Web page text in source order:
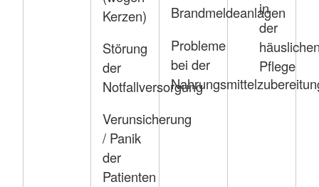
Kerzen)
Störung
der
Notfallversorgung
Verunsicherung
/ Panik
der
Patienten
Brandmeldeanlagen
Probleme
bei der
in
der
Pflege